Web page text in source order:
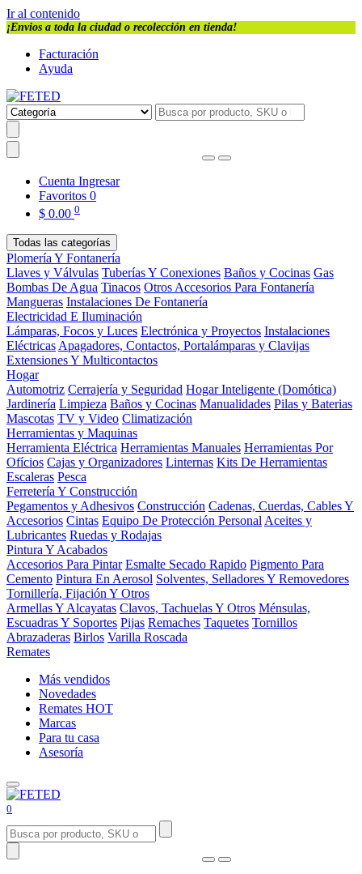
Ir al contenido
¡Envios a toda la ciudad o recolección en tienda!
Facturación
Ayuda
Cuenta Ingresar
Favoritos 0
$ 0.00 0
Todas las categorías
Plomería Y Fontanería
Llaves y Válvulas Tuberías Y Conexiones Baños y Cocinas Gas
Bombas De Agua Tinacos Otros Accesorios Para Fontanería
Mangueras Instalaciones De Fontanería
Electricidad E Iluminación
Lámparas, Focos y Luces Electrónica y Proyectos Instalaciones
Eléctricas Apagadores, Contactos, Portalámparas y Clavijas
Extensiones Y Multicontactos
Hogar
Automotriz Cerrajería y Seguridad Hogar Inteligente (Domótica)
Jardinería Limpieza Baños y Cocinas Manualidades Pilas y Baterias
Mascotas TV y Video Climatización
Herramientas y Maquinas
Herramienta Eléctrica Herramientas Manuales Herramientas Por
Ofícios Cajas y Organizadores Linternas Kits De Herramientas
Escaleras Pesca
Ferretería Y Construcción
Pegamentos y Adhesivos Construcción Cadenas, Cuerdas, Cables Y
Accesorios Cintas Equipo De Protección Personal Aceites y
Lubricantes Ruedas y Rodajas
Pintura Y Acabados
Accesorios Para Pintar Esmalte Secado Rapido Pigmento Para
Cemento Pintura En Aerosol Solventes, Selladores Y Removedores
Tornillería, Fijación Y Otros
Armellas Y Alcayatas Clavos, Tachuelas Y Otros Ménsulas,
Escuadras Y Soportes Pijas Remaches Taquetes Tornillos
Abrazaderas Birlos Varilla Roscada
Remates
Más vendidos
Novedades
Remates HOT
Marcas
Para tu casa
Asesoría
0